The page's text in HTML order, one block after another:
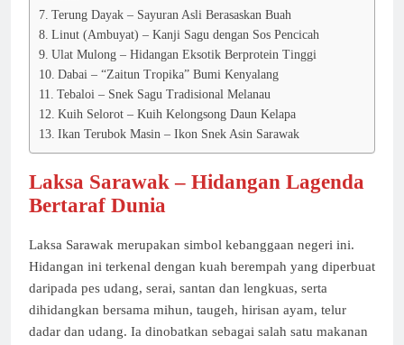
Terung Dayak – Sayuran Asli Berasaskan Buah
Linut (Ambuyat) – Kanji Sagu dengan Sos Pencicah
Ulat Mulong – Hidangan Eksotik Berprotein Tinggi
Dabai – “Zaitun Tropika” Bumi Kenyalang
Tebaloi – Snek Sagu Tradisional Melanau
Kuih Selorot – Kuih Kelongsong Daun Kelapa
Ikan Terubok Masin – Ikon Snek Asin Sarawak
Laksa Sarawak – Hidangan Lagenda
Bertaraf Dunia
Laksa Sarawak merupakan simbol kebanggaan negeri ini.
Hidangan ini terkenal dengan kuah berempah yang diperbuat
daripada pes udang, serai, santan dan lengkuas, serta
dihidangkan bersama mihun, taugeh, hirisan ayam, telur
dadar dan udang. Ia dinobatkan sebagai salah satu makanan